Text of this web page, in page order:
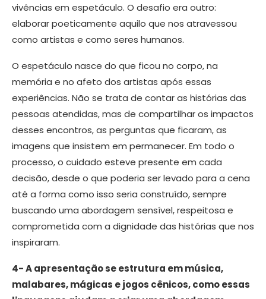
vivências em espetáculo. O desafio era outro:
elaborar poeticamente aquilo que nos atravessou
como artistas e como seres humanos.
O espetáculo nasce do que ficou no corpo, na
memória e no afeto dos artistas após essas
experiências. Não se trata de contar as histórias das
pessoas atendidas, mas de compartilhar os impactos
desses encontros, as perguntas que ficaram, as
imagens que insistem em permanecer. Em todo o
processo, o cuidado esteve presente em cada
decisão, desde o que poderia ser levado para a cena
até a forma como isso seria construído, sempre
buscando uma abordagem sensível, respeitosa e
comprometida com a dignidade das histórias que nos
inspiraram.
4- A apresentação se estrutura em música,
malabares, mágicas e jogos cênicos, como essas